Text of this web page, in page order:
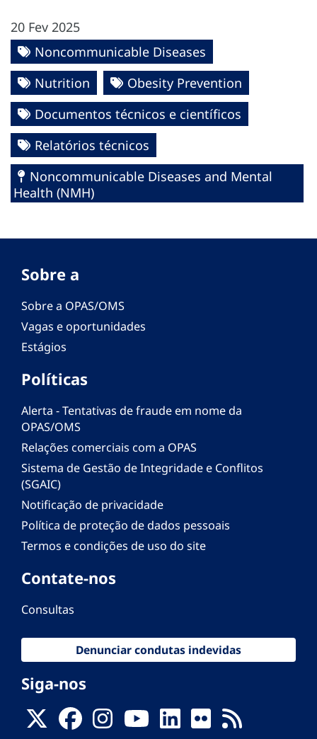
20 Fev 2025
Noncommunicable Diseases
Nutrition
Obesity Prevention
Documentos técnicos e científicos
Relatórios técnicos
Noncommunicable Diseases and Mental
Health (NMH)
Sobre a
Sobre a OPAS/OMS
Vagas e oportunidades
Estágios
Políticas
Alerta - Tentativas de fraude em nome da
OPAS/OMS
Relações comerciais com a OPAS
Sistema de Gestão de Integridade e Conflitos
(SGAIC)
Notificação de privacidade
Política de proteção de dados pessoais
Termos e condições de uso do site
Contate-nos
Consultas
Denunciar condutas indevidas
Siga-nos